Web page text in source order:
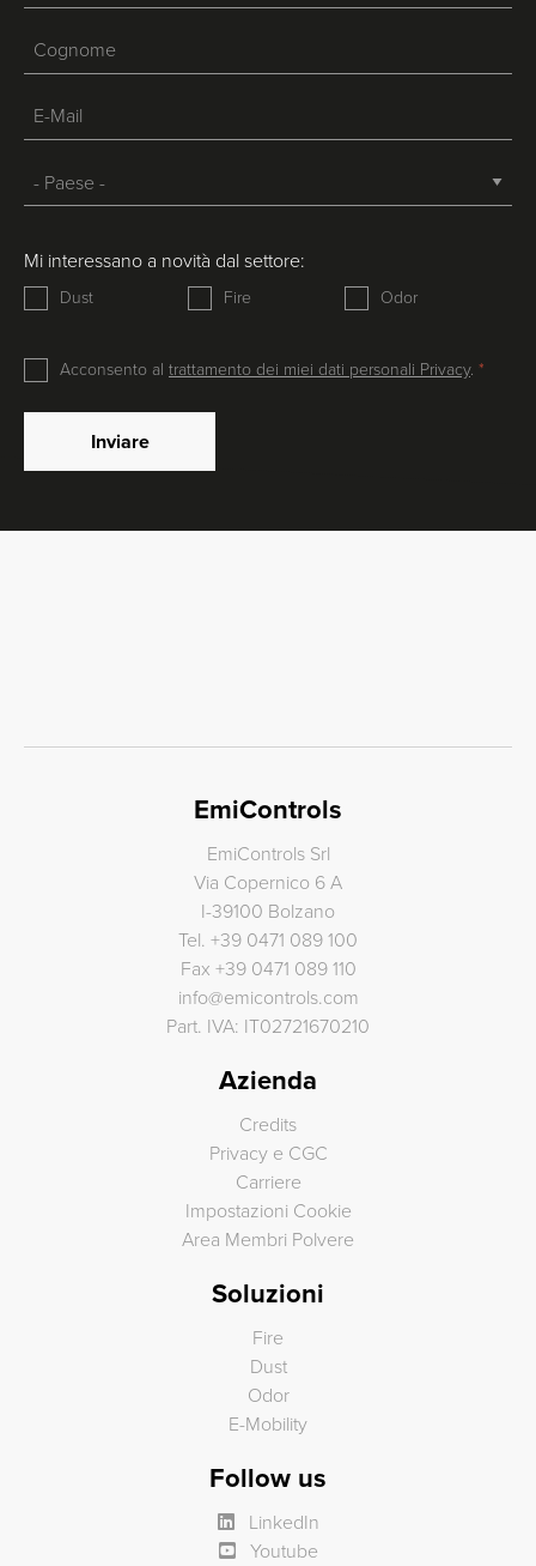
Mi interessano a novità dal settore:
Dust Fire Odor
Acconsento al trattamento dei miei dati personali Privacy.
Inviare
EmiControls
EmiControls Srl
Via Copernico 6 A
I-39100 Bolzano
Tel. +39 0471 089 100
Fax +39 0471 089 110
info@emicontrols.com
Part. IVA: IT02721670210
Azienda
Credits
Privacy e CGC
Carriere
Impostazioni Cookie
Area Membri Polvere
Soluzioni
Fire
Dust
Odor
E-Mobility
Follow us
LinkedIn
Youtube